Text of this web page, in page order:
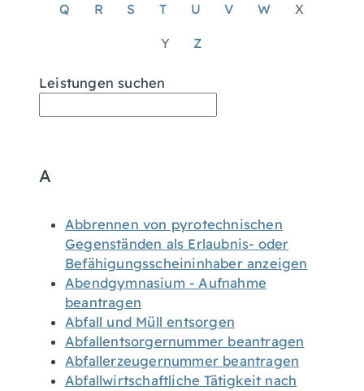
Q R S T U V W X
Y Z
Leistungen suchen
A
Abbrennen von pyrotechnischen
Gegenständen als Erlaubnis- oder
Befähigungsscheininhaber anzeigen
Abendgymnasium - Aufnahme
beantragen
Abfall und Müll entsorgen
Abfallentsorgernummer beantragen
Abfallerzeugernummer beantragen
Abfallwirtschaftliche Tätigkeit nach